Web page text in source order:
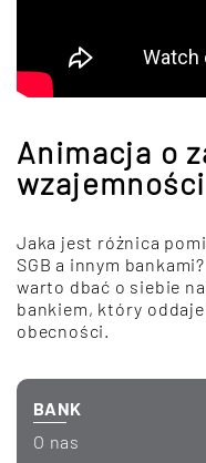
Animacja o
Jaka jest różnica
SGB a innym
warto dbać o siebie
bankiem, który
obecności.
BANK
O nas